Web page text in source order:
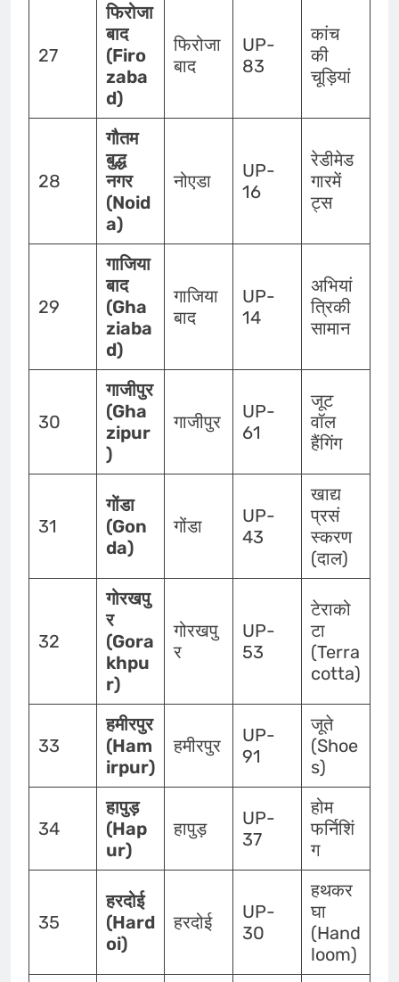
27
फिरोजा
बाद
(Firo
zaba
d)
फिरोजा
बाद
UP-
83
कांच
की
चूड़ियां
28
गौतम
बुद्ध
नगर
(Noid
a)
नोएडा
UP-
16
रेडीमेड
गारमें
ट्स
29
गाजिया
बाद
(Gha
ziaba
d)
गाजिया
बाद
UP-
14
अभियां
त्रिकी
सामान
30
गाजीपुर
(Gha
zipur
)
गाजीपुर
UP-
61
जूट
वॉल
हैंगिंग
31
गोंडा
(Gon
da)
गोंडा
UP-
43
खाद्य
प्रसं
स्करण
(दाल)
32
गोरखपु
र
(Gora
khpu
r)
गोरखपु
र
UP-
53
टेराको
टा
(Terra
cotta)
33
हमीरपुर
(Ham
irpur)
हमीरपुर
UP-
91
जूते
(Shoe
s)
34
हापुड़
(Hap
ur)
हापुड़
UP-
37
होम
फर्निशिं
ग
35
हरदोई
(Hard
oi)
हरदोई
UP-
30
हथकर
घा
(Hand
loom)